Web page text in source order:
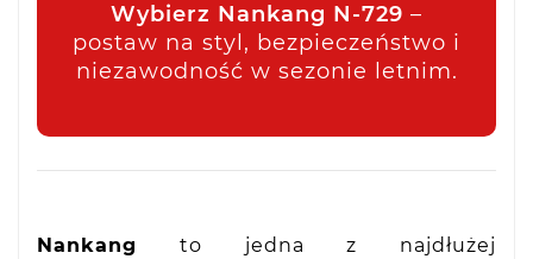
Wybierz Nankang N-729 –
postaw na styl, bezpieczeństwo i
niezawodność w sezonie letnim.
Nankang
to jedna z najdłużej